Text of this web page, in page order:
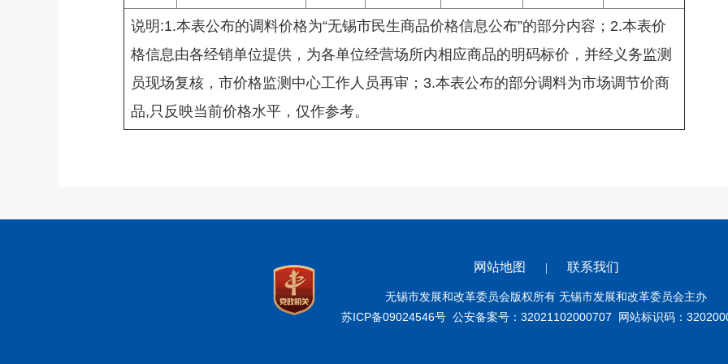
说明:1.本表公布的调料价格为“无锡市民生商品价格信息公布”的部分内容；2.本表价
格信息由各经销单位提供，为各单位经营场所内相应商品的明码标价，并经义务监测
员现场复核，市价格监测中心工作人员再审；3.本表公布的部分调料为市场调节价商
品,只反映当前价格水平，仅作参考。
网站地图 联系我们
无锡市发展和改革委员会版权所有 无锡市发展和改革委员会主办
苏ICP备09024546号 公安备案号：32021102000707 网站标识码：